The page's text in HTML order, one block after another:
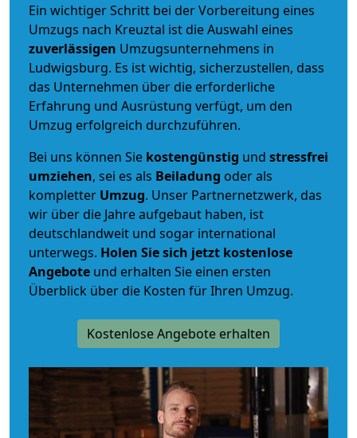
Ein wichtiger Schritt bei der Vorbereitung eines
Umzugs nach Kreuztal ist die Auswahl eines
zuverlässigen Umzugsunternehmens in
Ludwigsburg. Es ist wichtig, sicherzustellen, dass
das Unternehmen über die erforderliche
Erfahrung und Ausrüstung verfügt, um den
Umzug erfolgreich durchzuführen.
Bei uns können Sie kostengünstig und stressfrei
umziehen, sei es als Beiladung oder als
kompletter Umzug. Unser Partnernetzwerk, das
wir über die Jahre aufgebaut haben, ist
deutschlandweit und sogar international
unterwegs. Holen Sie sich jetzt kostenlose
Angebote und erhalten Sie einen ersten
Überblick über die Kosten für Ihren Umzug.
Kostenlose Angebote erhalten